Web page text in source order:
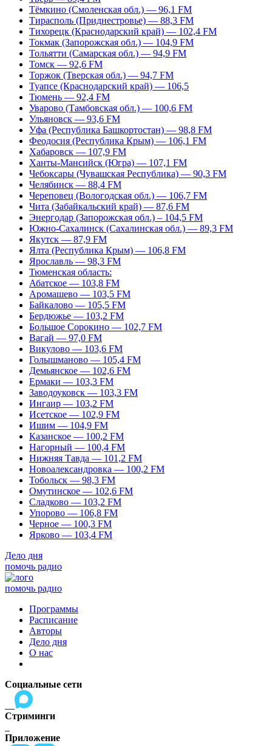
Тёмкино (Смоленская обл.) — 96,1 FM
Тирасполь (Приднестровье) — 88,3 FM
Тихорецк (Краснодарский край) — 102,4 FM
Токмак (Запорожская обл.) — 104,9 FM
Тольятти (Самарская обл.) — 94,9 FM
Томск — 92,6 FM
Торжок (Тверская обл.) — 94,7 FM
Туапсе (Краснодарский край) — 106,5
Тюмень — 92,4 FM
Уварово (Тамбовская обл.) — 100,6 FM
Ульяновск — 93,6 FM
Уфа (Республика Башкортостан) — 98,8 FM
Феодосия (Республика Крым) — 106,1 FM
Хабаровск — 107,9 FM
Ханты-Мансийск (Югра) — 107,1 FM
Чебоксары (Чувашская Республика) — 90,3 FM
Челябинск — 88,4 FM
Череповец (Вологодская обл.) — 106,7 FM
Чита (Забайкальский край) — 87,6 FM
Энергодар (Запорожская обл.) – 104,5 FM
Южно-Сахалинск (Сахалинская обл.) — 89,3 FM
Якутск — 87,9 FM
Ялта (Республика Крым) — 106,8 FM
Ярославль — 98,3 FM
Тюменская область:
Абатское — 103,8 FM
Аромашево — 103,5 FM
Байкалово — 105,5 FM
Бердюжье — 103,2 FM
Большое Сорокино — 102,7 FM
Вагай — 97,0 FM
Викулово — 103,6 FM
Голышманово — 105,4 FM
Демьянское — 102,6 FM
Ермаки — 103,3 FM
Заводоуковск — 103,3 FM
Ингаир — 103,2 FM
Исетское — 102,9 FM
Ишим — 104,9 FM
Казанское — 100,2 FM
Нагорный — 100,4 FM
Нижняя Тавда — 101,2 FM
Новоалександровка — 100,2 FM
Тобольск — 98,3 FM
Омутинское — 102,6 FM
Сладково — 103,2 FM
Упорово — 106,8 FM
Черное — 100,3 FM
Ярково — 103,4 FM
Дело дня
помочь радио
помочь радио
Программы
Расписание
Авторы
Дело дня
О нас
Социальные сети
Стриминги
Приложение